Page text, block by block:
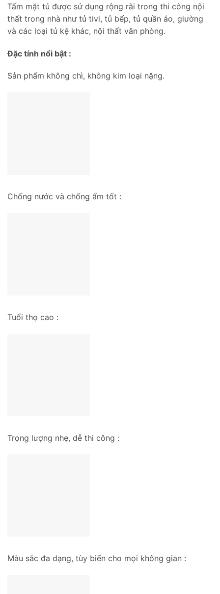
Tấm mặt tủ được sử dụng rộng rãi trong thi công nội
thất trong nhà như tủ tivi, tủ bếp, tủ quần áo, giường
và các loại tủ kệ khác, nội thất văn phòng.
Đặc tính nổi bật :
Sản phẩm không chì, không kim loại nặng.
Chống nước và chống ẩm tốt :
Tuổi thọ cao :
Trọng lượng nhẹ, dễ thi công :
Màu sắc đa dạng, tùy biến cho mọi không gian :